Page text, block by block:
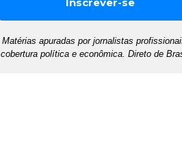
Matérias apuradas por jornalistas
cobertura política e econômica. Direto de